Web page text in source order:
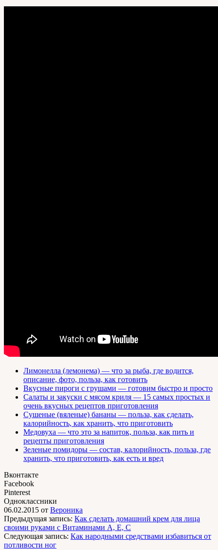
Лимонелла (лемонема) — что за рыба, где водится,
описание, фото, польза, как готовить
Вкусные пироги с грушами — готовим быстро и просто
Салаты и закуски с мясом криля — 15 самых простых и
очень вкусных рецептов приготовления
Сушеные (вяленые) бананы — польза, как сделать,
калорийность, как хранить, что приготовить
Медовуха — что это за напиток, польза, как пить и
рецепты приготовления
Зеленые помидоры — состав, калорийность, польза, где
хранить, что приготовить, как есть и вред
Вконтакте
Facebook
Pinterest
Одноклассники
06.02.2015 от Вероника
Предыдущая запись: Как сделать домашний крем для лица
своими руками с Витаминами А, Е, С
Следующая запись: Как народными средствами избавиться от
потливости ног